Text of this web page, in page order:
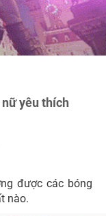
yêu thích
được các bóng
nào.